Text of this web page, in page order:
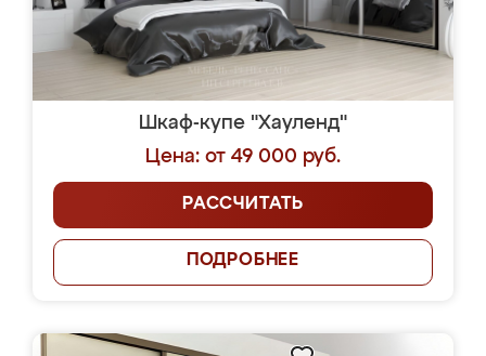
Шкаф-купе "Хауленд"
Цена: от 49 000 руб.
РАССЧИТАТЬ
ПОДРОБНЕЕ